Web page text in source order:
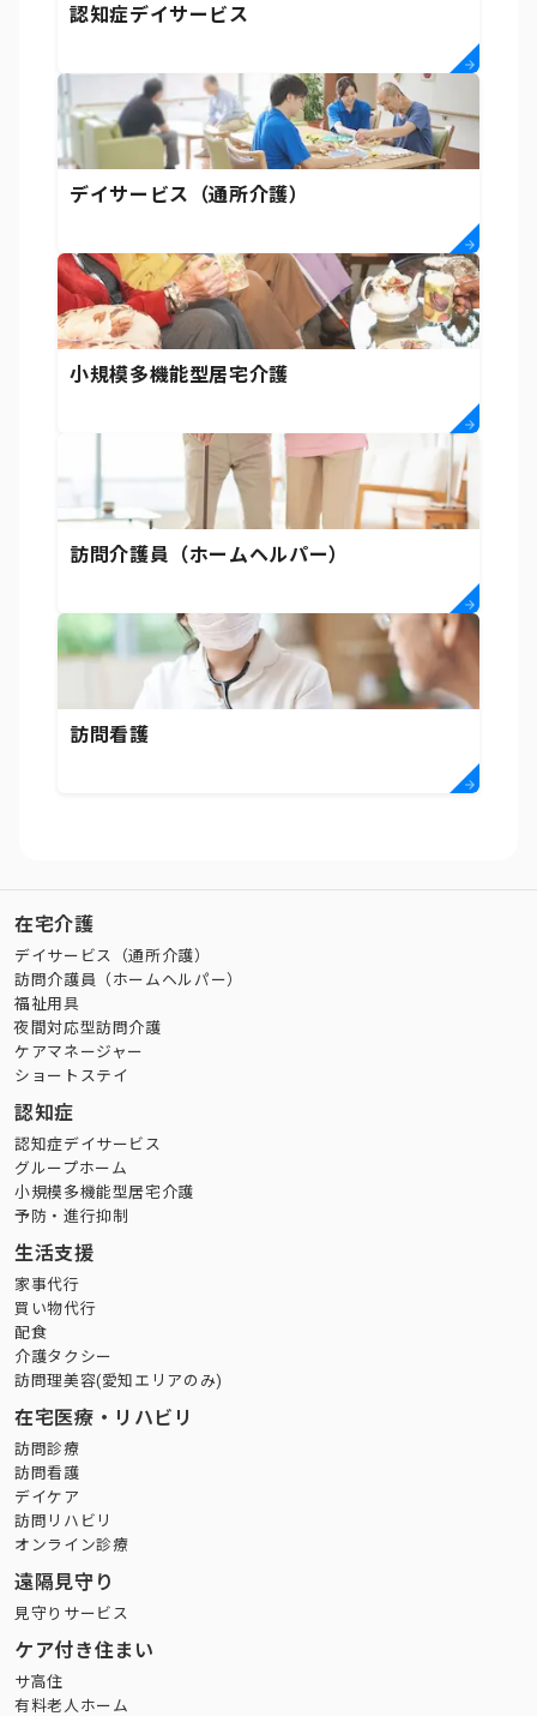
認知症デイサービス
デイサービス（通所介護）
小規模多機能型居宅介護
訪問介護員（ホームヘルパー）
訪問看護
在宅介護
デイサービス（通所介護）
訪問介護員（ホームヘルパー）
福祉用具
夜間対応型訪問介護
ケアマネージャー
ショートステイ
認知症
認知症デイサービス
グループホーム
小規模多機能型居宅介護
予防・進行抑制
生活支援
家事代行
買い物代行
配食
介護タクシー
訪問理美容(愛知エリアのみ)
在宅医療・リハビリ
訪問診療
訪問看護
デイケア
訪問リハビリ
オンライン診療
遠隔見守り
見守りサービス
ケア付き住まい
サ高住
有料老人ホーム